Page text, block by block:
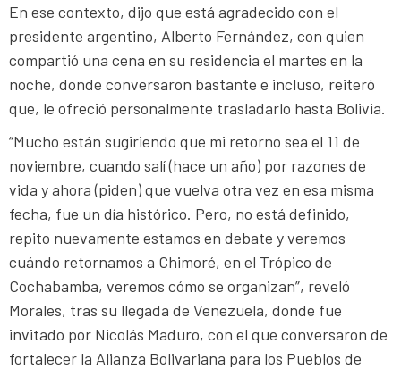
En ese contexto, dijo que está agradecido con el
presidente argentino, Alberto Fernández, con quien
compartió una cena en su residencia el martes en la
noche, donde conversaron bastante e incluso, reiteró
que, le ofreció personalmente trasladarlo hasta Bolivia.
“Mucho están sugiriendo que mi retorno sea el 11 de
noviembre, cuando salí (hace un año) por razones de
vida y ahora (piden) que vuelva otra vez en esa misma
fecha, fue un día histórico. Pero, no está definido,
repito nuevamente estamos en debate y veremos
cuándo retornamos a Chimoré, en el Trópico de
Cochabamba, veremos cómo se organizan”, reveló
Morales, tras su llegada de Venezuela, donde fue
invitado por Nicolás Maduro, con el que conversaron de
fortalecer la Alianza Bolivariana para los Pueblos de